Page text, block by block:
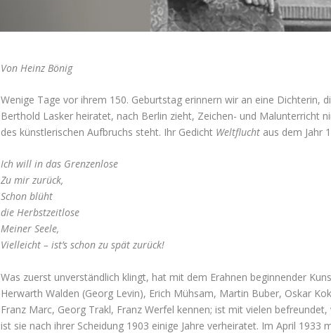
Von Heinz Bönig
Wenige Tage vor ihrem 150. Geburtstag erinnern wir an eine Dichterin,
Berthold Lasker heiratet, nach Berlin zieht, Zeichen- und Malunterricht
des künstlerischen Aufbruchs steht. Ihr Gedicht Weltfluchtaus dem Jahr
Ich will in das Grenzenlose
Zu mir zurück,
Schon blüht
die Herbstzeitlose
Meiner Seele,
Vielleicht – ist’s schon zu spät zurück!
Was zuerst unverständlich klingt, hat mit dem Erahnen beginnender
Herwarth Walden (Georg Levin), Erich Mühsam, Martin Buber, Oskar
Franz Marc, Georg Trakl, Franz Werfel kennen; ist mit vielen
ist sie nach ihrer Scheidung 1903 einige Jahre verheiratet. Im April 1933